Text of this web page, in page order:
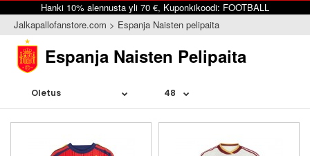
Hanki 10% alennusta yli 70 €, Kuponkikoodi: FOOTBALL
Jalkapallofanstore.com
Espanja Naisten pelipaita
Espanja Naisten Pelipaita